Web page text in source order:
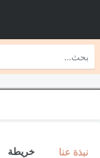
نبذة عنا خريطة